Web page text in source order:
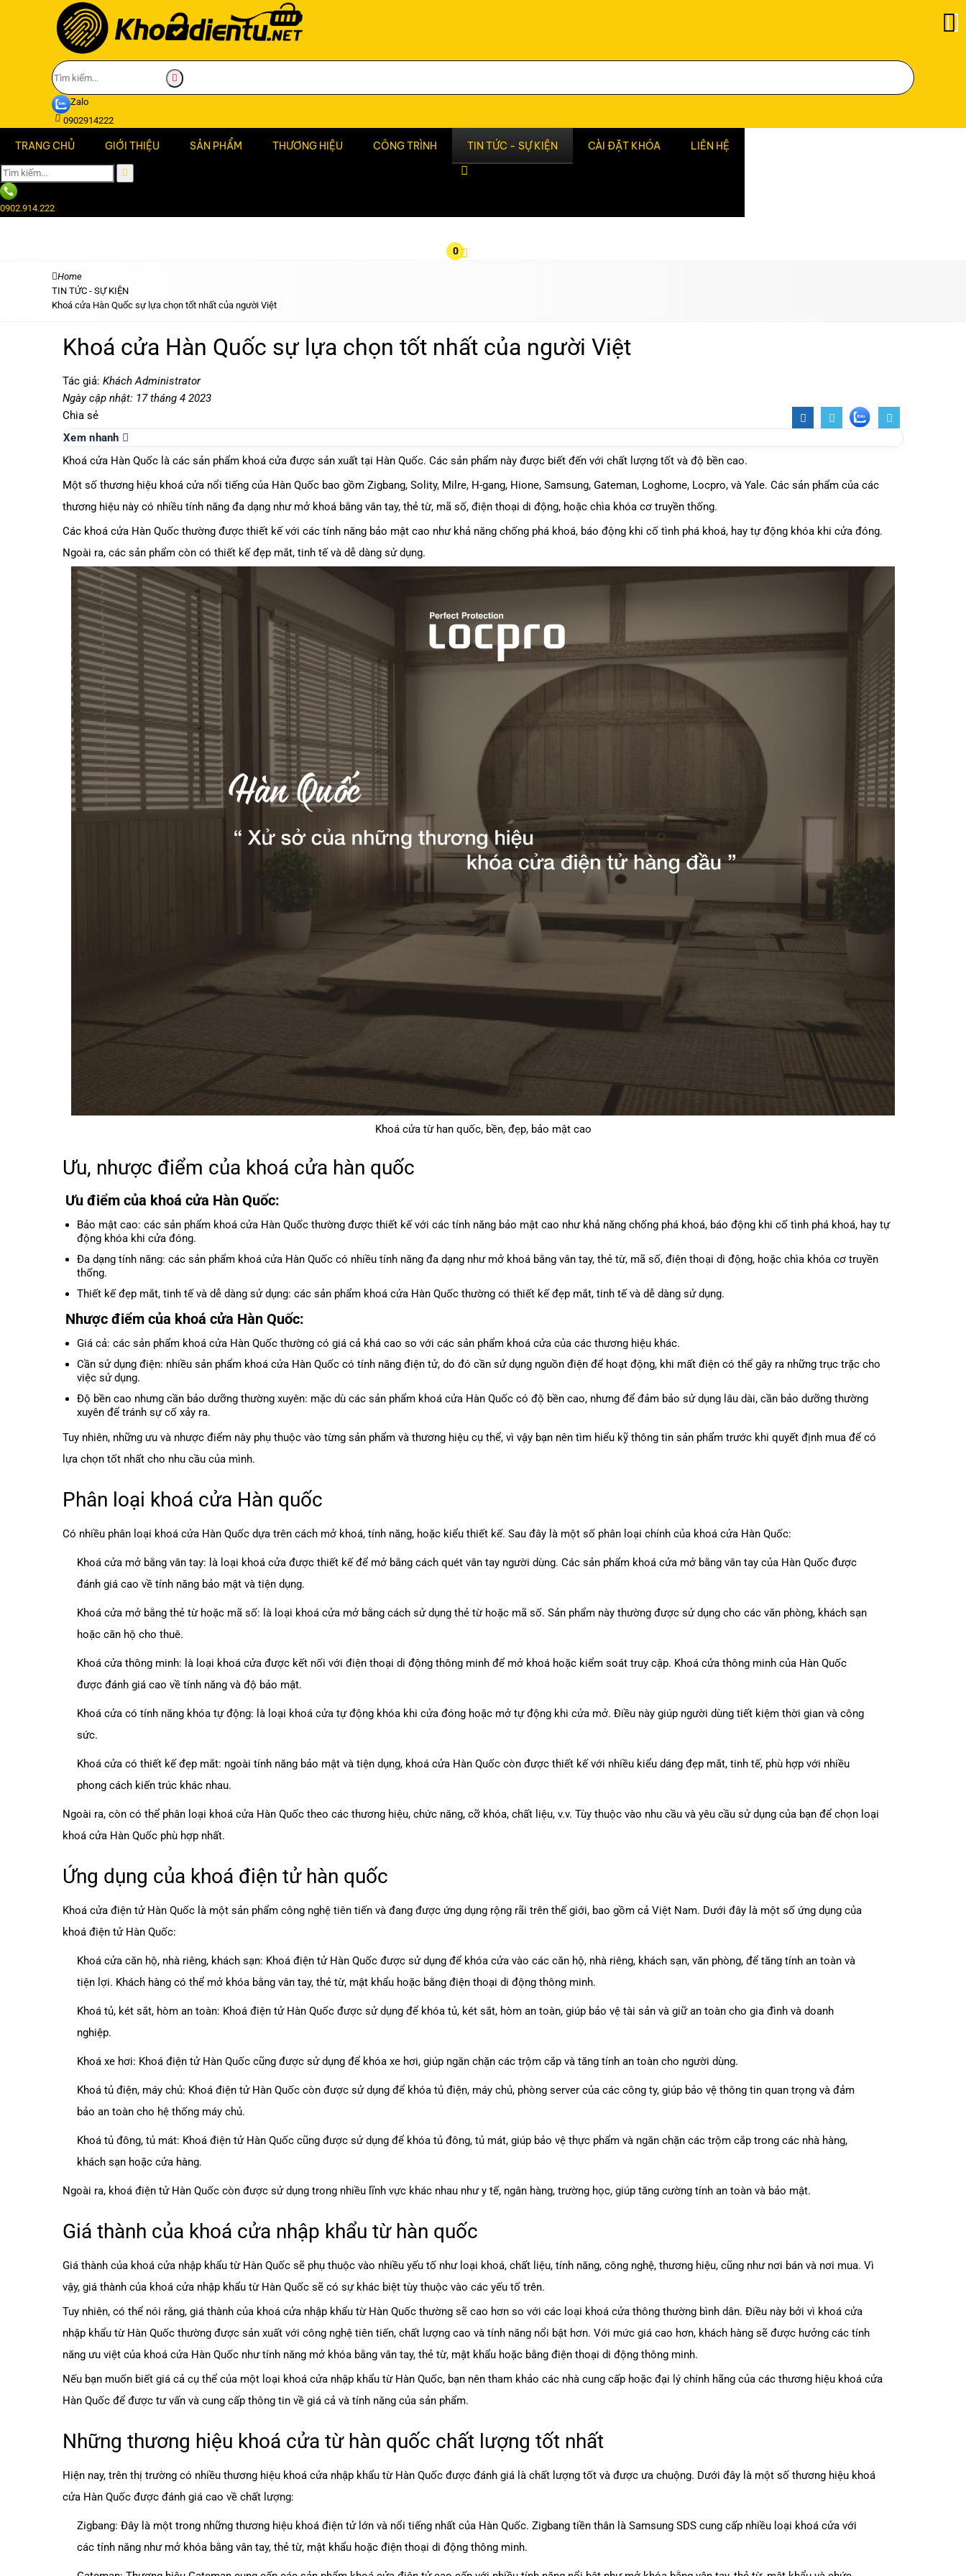
Zalo
0902914222
TRANG CHỦ GIỚI THIỆU SẢN PHẨM THƯƠNG HIỆU CÔNG TRÌNH TIN TỨC - SỰ KIỆN CÀI ĐẶT KHÓA LIÊN HỆ
0
0902.914.222
Home
TIN TỨC - SỰ KIỆN
Khoá cửa Hàn Quốc sự lựa chọn tốt nhất của người Việt
Khoá cửa Hàn Quốc sự lựa chọn tốt nhất của người Việt
Tác giả: Khách Administrator
Ngày cập nhật: 17 tháng 4 2023
Chia sẻ
Xem nhanh
Khoá cửa Hàn Quốc là các sản phẩm khoá cửa được sản xuất tại Hàn Quốc. Các sản phẩm này được biết đến với chất lượng tốt và độ bền cao.
Một số thương hiệu khoá cửa nổi tiếng của Hàn Quốc bao gồm Zigbang, Solity, Milre, H-gang, Hione, Samsung, Gateman, Loghome, Locpro, và Yale. Các sản phẩm của các
thương hiệu này có nhiều tính năng đa dạng như mở khoá bằng vân tay, thẻ từ, mã số, điện thoại di động, hoặc chìa khóa cơ truyền thống.
Các khoá cửa Hàn Quốc thường được thiết kế với các tính năng bảo mật cao như khả năng chống phá khoá, báo động khi cố tình phá khoá, hay tự động khóa khi cửa đóng.
Ngoài ra, các sản phẩm còn có thiết kế đẹp mắt, tinh tế và dễ dàng sử dụng.
Khoá cửa từ han quốc, bền, đẹp, bảo mật cao
Ưu, nhược điểm của khoá cửa hàn quốc
Ưu điểm của khoá cửa Hàn Quốc:
Bảo mật cao: các sản phẩm khoá cửa Hàn Quốc thường được thiết kế với các tính năng bảo mật cao như khả năng chống phá khoá, báo động khi cố tình phá khoá, hay tự
động khóa khi cửa đóng.
Đa dạng tính năng: các sản phẩm khoá cửa Hàn Quốc có nhiều tính năng đa dạng như mở khoá bằng vân tay, thẻ từ, mã số, điện thoại di động, hoặc chìa khóa cơ truyền
thống.
Thiết kế đẹp mắt, tinh tế và dễ dàng sử dụng: các sản phẩm khoá cửa Hàn Quốc thường có thiết kế đẹp mắt, tinh tế và dễ dàng sử dụng.
Nhược điểm của khoá cửa Hàn Quốc:
Giá cả: các sản phẩm khoá cửa Hàn Quốc thường có giá cả khá cao so với các sản phẩm khoá cửa của các thương hiệu khác.
Cần sử dụng điện: nhiều sản phẩm khoá cửa Hàn Quốc có tính năng điện tử, do đó cần sử dụng nguồn điện để hoạt động, khi mất điện có thể gây ra những trục trặc cho
việc sử dụng.
Độ bền cao nhưng cần bảo dưỡng thường xuyên: mặc dù các sản phẩm khoá cửa Hàn Quốc có độ bền cao, nhưng để đảm bảo sử dụng lâu dài, cần bảo dưỡng thường
xuyên để tránh sự cố xảy ra.
Tuy nhiên, những ưu và nhược điểm này phụ thuộc vào từng sản phẩm và thương hiệu cụ thể, vì vậy bạn nên tìm hiểu kỹ thông tin sản phẩm trước khi quyết định mua để có
lựa chọn tốt nhất cho nhu cầu của mình.
Phân loại khoá cửa Hàn quốc
Có nhiều phân loại khoá cửa Hàn Quốc dựa trên cách mở khoá, tính năng, hoặc kiểu thiết kế. Sau đây là một số phân loại chính của khoá cửa Hàn Quốc:
Khoá cửa mở bằng vân tay: là loại khoá cửa được thiết kế để mở bằng cách quét vân tay người dùng. Các sản phẩm khoá cửa mở bằng vân tay của Hàn Quốc được
đánh giá cao về tính năng bảo mật và tiện dụng.
Khoá cửa mở bằng thẻ từ hoặc mã số: là loại khoá cửa mở bằng cách sử dụng thẻ từ hoặc mã số. Sản phẩm này thường được sử dụng cho các văn phòng, khách sạn
hoặc căn hộ cho thuê.
Khoá cửa thông minh: là loại khoá cửa được kết nối với điện thoại di động thông minh để mở khoá hoặc kiểm soát truy cập. Khoá cửa thông minh của Hàn Quốc
được đánh giá cao về tính năng và độ bảo mật.
Khoá cửa có tính năng khóa tự động: là loại khoá cửa tự động khóa khi cửa đóng hoặc mở tự động khi cửa mở. Điều này giúp người dùng tiết kiệm thời gian và công
sức.
Khoá cửa có thiết kế đẹp mắt: ngoài tính năng bảo mật và tiện dụng, khoá cửa Hàn Quốc còn được thiết kế với nhiều kiểu dáng đẹp mắt, tinh tế, phù hợp với nhiều
phong cách kiến trúc khác nhau.
Ngoài ra, còn có thể phân loại khoá cửa Hàn Quốc theo các thương hiệu, chức năng, cỡ khóa, chất liệu, v.v. Tùy thuộc vào nhu cầu và yêu cầu sử dụng của bạn để chọn loại
khoá cửa Hàn Quốc phù hợp nhất.
Ứng dụng của khoá điện tử hàn quốc
Khoá cửa điện tửHàn Quốc là một sản phẩm công nghệ tiên tiến và đang được ứng dụng rộng rãi trên thế giới, bao gồm cả Việt Nam. Dưới đây là một số ứng dụng của
khoá điện tử Hàn Quốc:
Khoá cửa căn hộ, nhà riêng, khách sạn: Khoá điện tử Hàn Quốc được sử dụng để khóa cửa vào các căn hộ, nhà riêng, khách sạn, văn phòng, để tăng tính an toàn và
tiện lợi. Khách hàng có thể mở khóa bằng vân tay, thẻ từ, mật khẩu hoặc bằng điện thoại di động thông minh.
Khoá tủ, két sắt, hòm an toàn: Khoá điện tử Hàn Quốc được sử dụng để khóa tủ, két sắt, hòm an toàn, giúp bảo vệ tài sản và giữ an toàn cho gia đình và doanh
nghiệp.
Khoá xe hơi: Khoá điện tử Hàn Quốc cũng được sử dụng để khóa xe hơi, giúp ngăn chặn các trộm cắp và tăng tính an toàn cho người dùng.
Khoá tủ điện, máy chủ: Khoá điện tử Hàn Quốc còn được sử dụng để khóa tủ điện, máy chủ, phòng server của các công ty, giúp bảo vệ thông tin quan trọng và đảm
bảo an toàn cho hệ thống máy chủ.
Khoá tủ đông, tủ mát: Khoá điện tử Hàn Quốc cũng được sử dụng để khóa tủ đông, tủ mát, giúp bảo vệ thực phẩm và ngăn chặn các trộm cắp trong các nhà hàng,
khách sạn hoặc cửa hàng.
Ngoài ra, khoá điện tử Hàn Quốc còn được sử dụng trong nhiều lĩnh vực khác nhau như y tế, ngân hàng, trường học, giúp tăng cường tính an toàn và bảo mật.
Giá thành của khoá cửa nhập khẩu từ hàn quốc
Giá thành của khoá cửa nhập khẩu từ Hàn Quốc sẽ phụ thuộc vào nhiều yếu tố như loại khoá, chất liệu, tính năng, công nghệ, thương hiệu, cũng như nơi bán và nơi mua. Vì
vậy, giá thành của khoá cửa nhập khẩu từ Hàn Quốc sẽ có sự khác biệt tùy thuộc vào các yếu tố trên.
Tuy nhiên, có thể nói rằng, giá thành của khoá cửa nhập khẩu từ Hàn Quốc thường sẽ cao hơn so với các loại khoá cửa thông thường bình dân. Điều này bởi vì khoá cửa
nhập khẩu từ Hàn Quốc thường được sản xuất với công nghệ tiên tiến, chất lượng cao và tính năng nổi bật hơn. Với mức giá cao hơn, khách hàng sẽ được hưởng các tính
năng ưu việt của khoá cửa Hàn Quốc như tính năng mở khóa bằng vân tay, thẻ từ, mật khẩu hoặc bằng điện thoại di động thông minh.
Nếu bạn muốn biết giá cả cụ thể của một loại khoá cửa nhập khẩu từ Hàn Quốc, bạn nên tham khảo các nhà cung cấp hoặc đại lý chính hãng của các thương hiệu khoá cửa
Hàn Quốc để được tư vấn và cung cấp thông tin về giá cả và tính năng của sản phẩm.
Những thương hiệu khoá cửa từ hàn quốc chất lượng tốt nhất
Hiện nay, trên thị trường có nhiều thương hiệu khoá cửa nhập khẩu từ Hàn Quốc được đánh giá là chất lượng tốt và được ưa chuộng. Dưới đây là một số thương hiệu khoá
cửa Hàn Quốc được đánh giá cao về chất lượng:
Zigbang: Đây là một trong những thương hiệu khoá điện tử lớn và nổi tiếng nhất của Hàn Quốc. Zigbang tiền thân là Samsung SDS cung cấp nhiều loại khoá cửa với
các tính năng như mở khóa bằng vân tay, thẻ từ, mật khẩu hoặc điện thoại di động thông minh.